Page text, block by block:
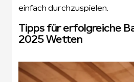
einfach durchzuspielen.
Tipps für erfolgreiche
2025 Wetten